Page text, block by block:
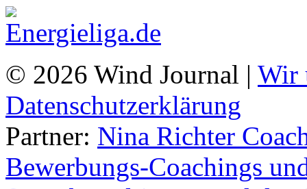
© 2026 Wind Journal | Wir
Datenschutzerklärung
Partner: Nina Richter
Bewerbungs-Coachings